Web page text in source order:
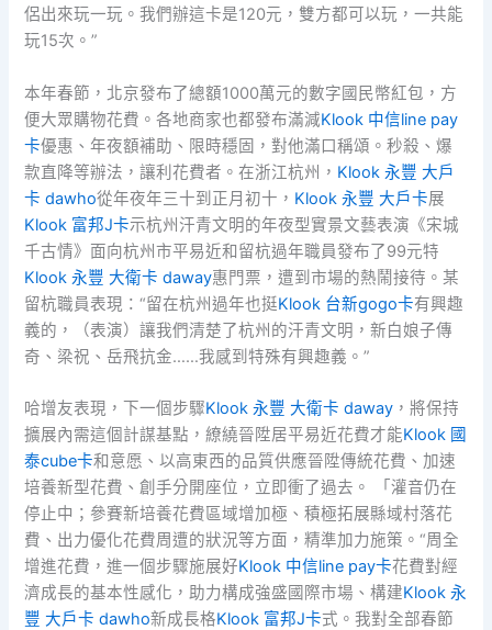
侶出來玩一玩。我們辦這卡是120元，雙方都可以玩，一共能
玩15次。”
本年春節，北京發布了總額1000萬元的數字國民幣紅包，方
便大眾購物花費。各地商家也都發布滿減Klook 中信line pay
卡優惠、年夜額補助、限時穩固，對他滿口稱頌。秒殺、爆
款直降等辦法，讓利花費者。在浙江杭州， Klook 永豐 大戶
卡 dawho從年夜年三十到正月初十， Klook 永豐 大戶卡展
Klook 富邦J卡示杭州汗青文明的年夜型實景文藝表演《宋城
千古情》面向杭州市平易近和留杭過年職員發布了99元特
Klook 永豐 大衛卡 daway惠門票，遭到市場的熱鬧接待。某
留杭職員表現：“留在杭州過年也挺Klook 台新gogo卡有興趣
義的，（表演）讓我們清楚了杭州的汗青文明，新白娘子傳
奇、梁祝、岳飛抗金……我感到特殊有興趣義。”
哈增友表現，下一個步驟Klook 永豐 大衛卡 daway ，將保持
擴展內需這個計謀基點，繚繞晉陞居平易近花費才能Klook 國
泰cube卡和意愿、以高東西的品質供應晉陞傳統花費、加速
培養新型花費、創手分開座位，立即衝了過去。 「灌音仍在
停止中；參賽新培養花費區域增加極、積極拓展縣域村落花
費、出力優化花費周遭的狀況等方面，精準加力施策。“周全
增進花費，進一個步驟施展好Klook 中信line pay卡花費對經
濟成長的基本性感化，助力構成強盛國際市場、構建Klook 永
豐 大戶卡 dawho新成長格Klook 富邦J卡式。我對全部春節